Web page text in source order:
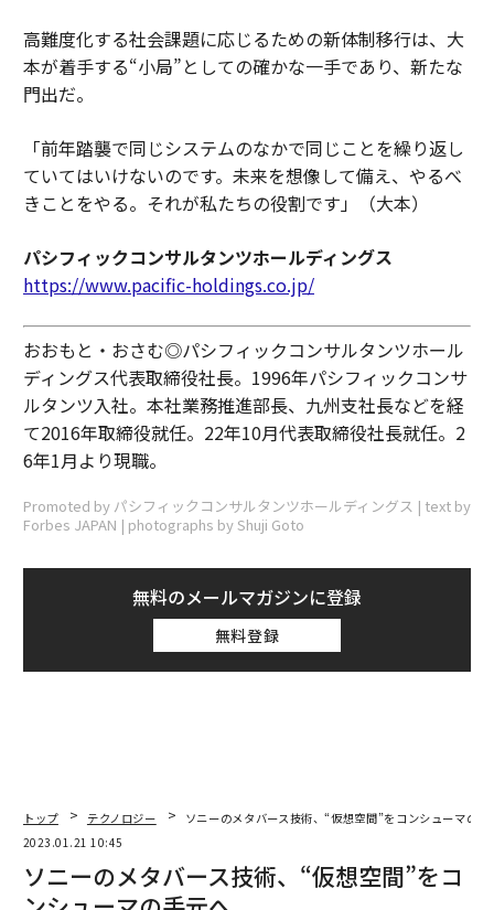
高難度化する社会課題に応じるための新体制移行は、大
本が着手する“小局”としての確かな一手であり、新たな
門出だ。
「前年踏襲で同じシステムのなかで同じことを繰り返し
ていてはいけないのです。未来を想像して備え、やるべ
きことをやる。それが私たちの役割です」（大本）
パシフィックコンサルタンツホールディングス
https://www.pacific-holdings.co.jp/
おおもと・おさむ◎パシフィックコンサルタンツホール
ディングス代表取締役社長。1996年パシフィックコンサ
ルタンツ入社。本社業務推進部長、九州支社長などを経
て2016年取締役就任。22年10月代表取締役社長就任。2
6年1月より現職。
Promoted by パシフィックコンサルタンツホールディングス | text by
Forbes JAPAN | photographs by Shuji Goto
無料のメールマガジンに登録
無料登録
トップ テクノロジー
ソニーのメタバース技術、“仮想空間”をコンシューマの手
2023.01.21 10:45
ソニーのメタバース技術、“仮想空間”をコ